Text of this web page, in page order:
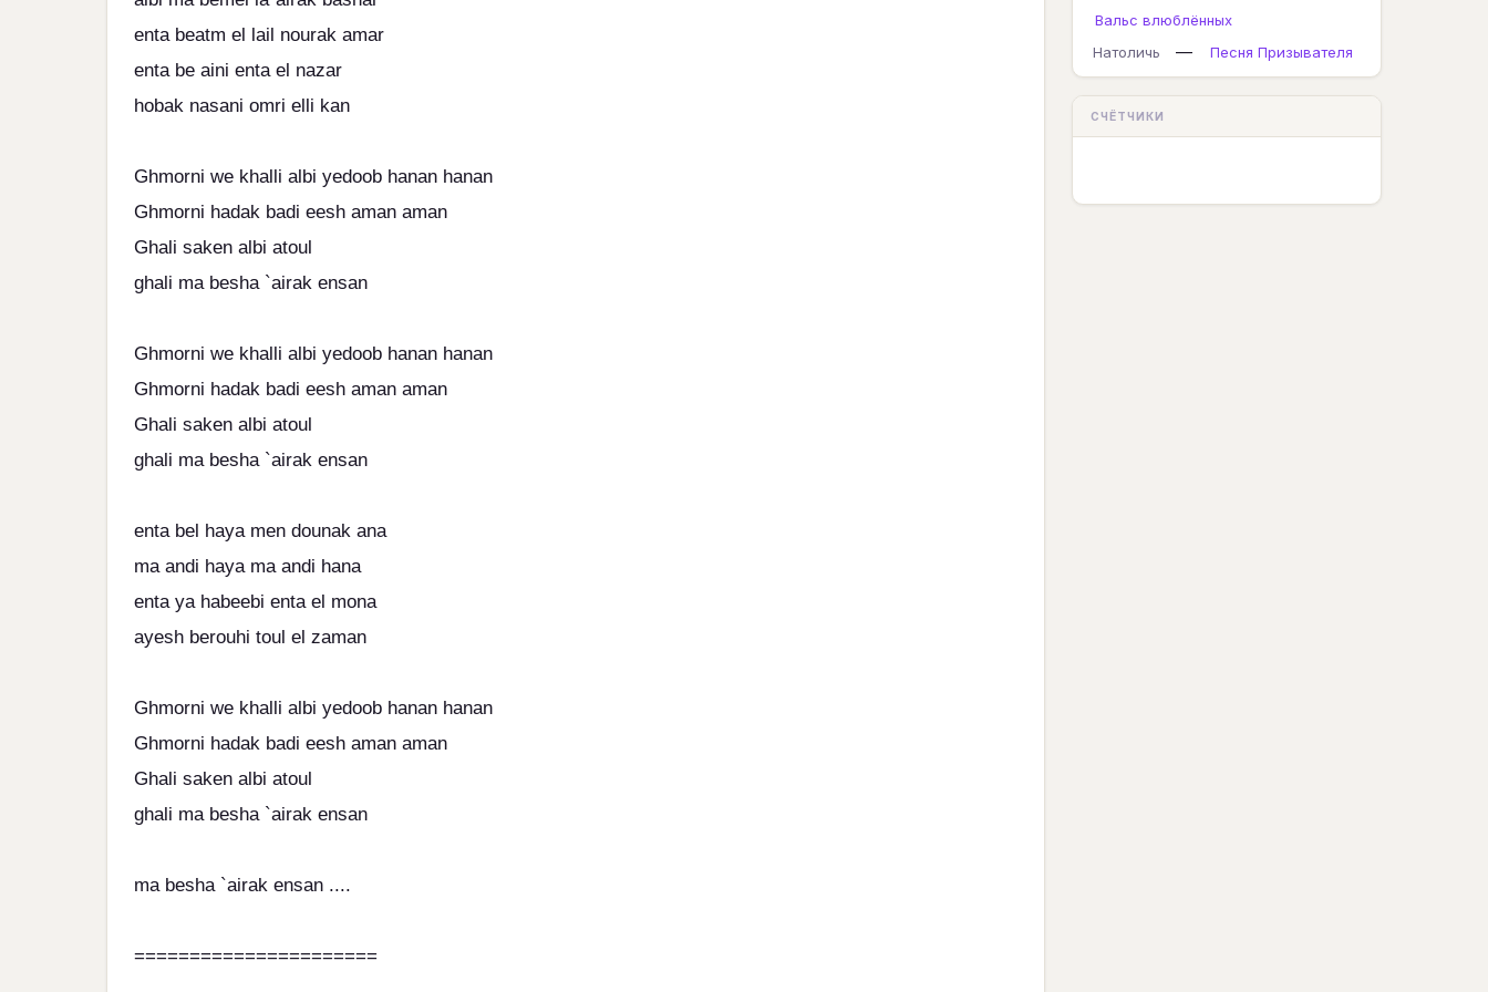
enta beatm el lail nourak amar
enta be aini enta el nazar
hobak nasani omri elli kan
Ghmorni we khalli albi yedoob hanan hanan
Ghmorni hadak badi eesh aman aman
Ghali saken albi atoul
ghali ma besha `airak ensan
Ghmorni we khalli albi yedoob hanan hanan
Ghmorni hadak badi eesh aman aman
Ghali saken albi atoul
ghali ma besha `airak ensan
enta bel haya men dounak ana
ma andi haya ma andi hana
enta ya habeebi enta el mona
ayesh berouhi toul el zaman
Ghmorni we khalli albi yedoob hanan hanan
Ghmorni hadak badi eesh aman aman
Ghali saken albi atoul
ghali ma besha `airak ensan
ma besha `airak ensan ....
======================
Вальс влюблённых
Натоличь
— Песня Призывателя
СЧЁТЧИКИ